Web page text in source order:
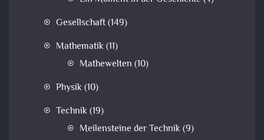
Gesellschaft(149)
Mathematik(11)
Mathewelten (10)
Physik(10)
Technik(19)
Meilensteine der Technik(9)